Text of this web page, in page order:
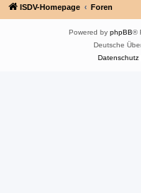
ISDV-Homepage Foren
Powered by phpBB®
Deutsche
Datenschutz